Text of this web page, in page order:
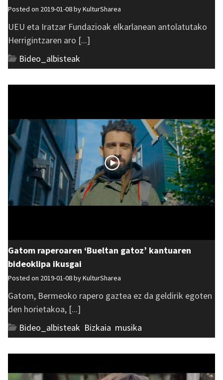
Posted on 2019-01-08 byKulturSharea
UEU eta Iratzar Fundazioak elkarlanean antolatutako
Herrigintzaren aro [...]
Bideo_albisteak
Gatom raperoaren ‘Bueltan gatoz’ kantuaren
bideoklipa ikusgai
Posted on 2019-01-08 byKulturSharea
Gatom, Bermeoko rapero gaztea ez da geldirik egoten
den horietakoa, [...]
Bideo_albisteak Bizkaia musika